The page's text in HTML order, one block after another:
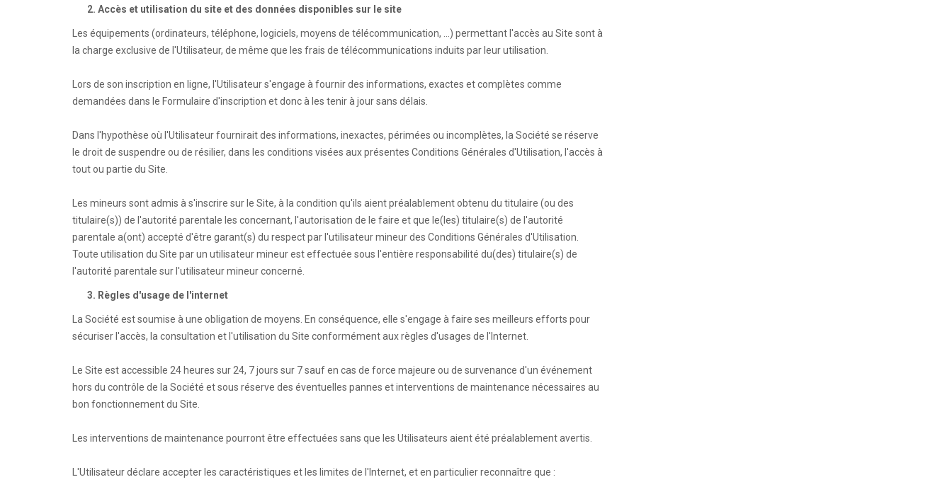
2. Accès et utilisation du site et des données disponibles sur le site
Les équipements (ordinateurs, téléphone, logiciels, moyens de télécommunication, ...) permettant l'accès au Site sont à
la charge exclusive de l'Utilisateur, de même que les frais de télécommunications induits par leur utilisation.
Lors de son inscription en ligne, l'Utilisateur s'engage à fournir des informations, exactes et complètes comme
demandées dans le Formulaire d'inscription et donc à les tenir à jour sans délais.
Dans l'hypothèse où l'Utilisateur fournirait des informations, inexactes, périmées ou incomplètes, la Société se réserve
le droit de suspendre ou de résilier, dans les conditions visées aux présentes Conditions Générales d'Utilisation, l'accès à
tout ou partie du Site.
Les mineurs sont admis à s'inscrire sur le Site, à la condition qu'ils aient préalablement obtenu du titulaire (ou des
titulaire(s)) de l'autorité parentale les concernant, l'autorisation de le faire et que le(les) titulaire(s) de l'autorité
parentale a(ont) accepté d'être garant(s) du respect par l'utilisateur mineur des Conditions Générales d'Utilisation.
Toute utilisation du Site par un utilisateur mineur est effectuée sous l'entière responsabilité du(des) titulaire(s) de
l'autorité parentale sur l'utilisateur mineur concerné.
3. Règles d'usage de l'internet
La Société est soumise à une obligation de moyens. En conséquence, elle s'engage à faire ses meilleurs efforts pour
sécuriser l'accès, la consultation et l'utilisation du Site conformément aux règles d'usages de l'Internet.
Le Site est accessible 24 heures sur 24, 7 jours sur 7 sauf en cas de force majeure ou de survenance d'un événement
hors du contrôle de la Société et sous réserve des éventuelles pannes et interventions de maintenance nécessaires au
bon fonctionnement du Site.
Les interventions de maintenance pourront être effectuées sans que les Utilisateurs aient été préalablement avertis.
L'Utilisateur déclare accepter les caractéristiques et les limites de l'Internet, et en particulier reconnaître que :